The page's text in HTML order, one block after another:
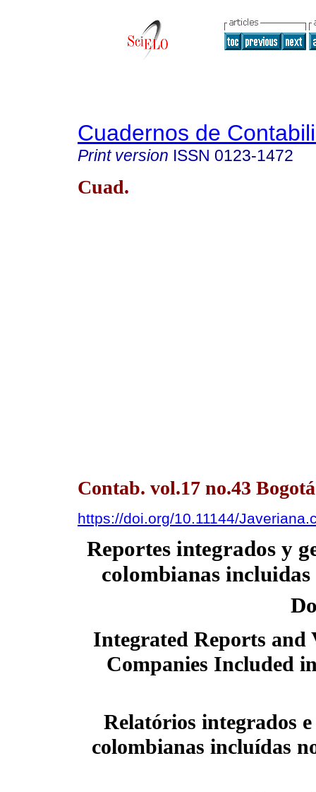
Cuadernos de
Print version ISSN 0123-1472
Cuad.
Contab. vol.17 no.43
https://doi.org/10.11144/
Reportes integrados y
colombianas
Integrated Reports and
Companies Included
Relatórios integrados
colombianas incluídas